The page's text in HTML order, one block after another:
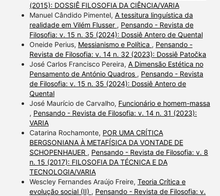
(2015): DOSSIÊ FILOSOFIA DA CIÊNCIA/VARIA
Manuel Cândido Pimentel, A tessitura linguística da
realidade em Vilém Flusser , Pensando - Revista de
Filosofia: v. 15 n. 35 (2024): Dossiê Antero de Quental
Oneide Perius, Messianismo e Política , Pensando -
Revista de Filosofia: v. 14 n. 32 (2023): Dossiê Patočka
José Carlos Francisco Pereira, A Dimensão Estética no
Pensamento de António Quadros , Pensando - Revista
de Filosofia: v. 15 n. 35 (2024): Dossiê Antero de
Quental
José Maurício de Carvalho, Funcionário e homem-massa
, Pensando - Revista de Filosofia: v. 14 n. 31 (2023):
VARIA
Catarina Rochamonte, POR UMA CRÍTICA
BERGSONIANA À METAFÍSICA DA VONTADE DE
SCHOPENHAUER , Pensando - Revista de Filosofia: v. 8
n. 15 (2017): FILOSOFIA DA TÉCNICA E DA
TECNOLOGIA/VARIA
Wescley Fernandes Araújo Freire, Teoria Crítica e
evolução social (II) , Pensando - Revista de Filosofia: v.